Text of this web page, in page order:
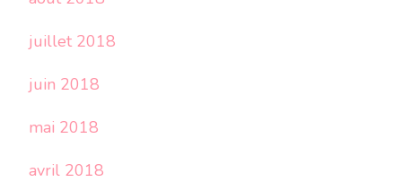
juillet 2018
juin 2018
mai 2018
avril 2018